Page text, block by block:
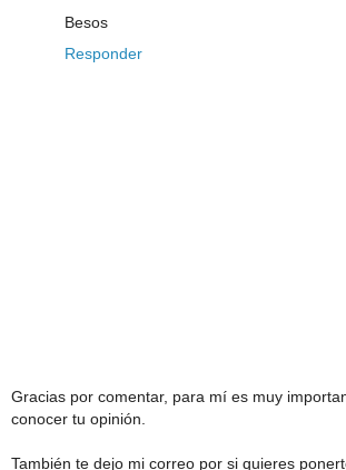
Besos
Responder
Gracias por comentar, para mí es muy
conocer tu opinión.
También te dejo mi correo por si quieres